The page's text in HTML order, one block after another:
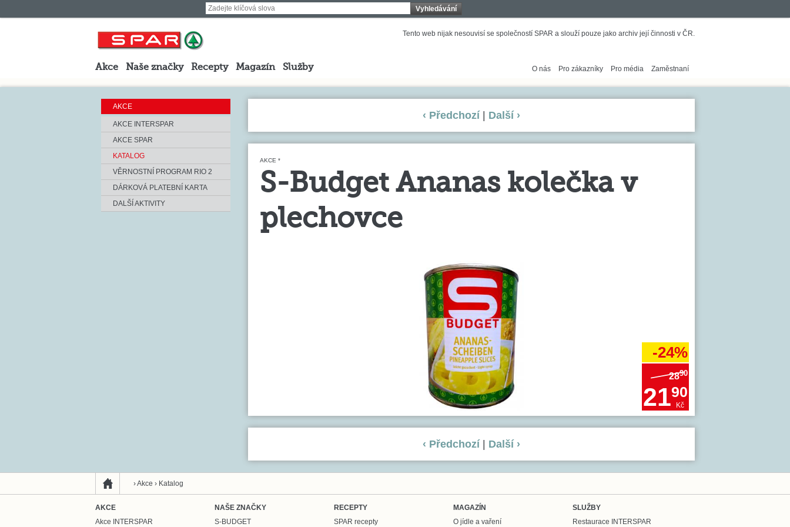
Vyhledávání
Tento web nijak nesouvisí se společností SPAR a slouží pouze jako archiv její činnosti v ČR.
O nás Pro zákazníky Pro média Zaměstnaní
Akce Naše značky Recepty Magazín Služby
AKCE
AKCE INTERSPAR
AKCE SPAR
KATALOG
VĚRNOSTNÍ PROGRAM RIO 2
DÁRKOVÁ PLATEBNÍ KARTA
DALŠÍ AKTIVITY
‹ Předchozí Další ›
AKCE *
S-Budget Ananas kolečka v
plechovce
-24%
2890
2190
Kč
‹ Předchozí Další ›
›Akce › Katalog
AKCE
Akce INTERSPAR
NAŠE ZNAČKY
S-BUDGET
RECEPTY
SPAR recepty
MAGAZÍN
O jídle a vaření
SLUŽBY
Restaurace INTERSPAR